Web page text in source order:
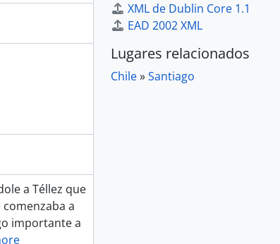
a Téllez que
a
importante a
XML de Dublin Core 1.1
EAD 2002 XML
Lugares relacionados
Chile»Santiago